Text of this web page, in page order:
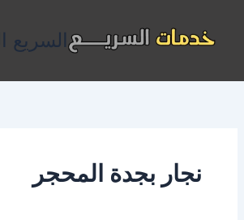
المحتوى
السريع
نجار بجدة المحجر